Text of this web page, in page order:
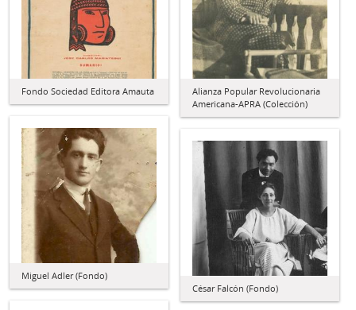
Fondo Sociedad Editora Amauta
Alianza Popular Revolucionaria
Americana-APRA (Colección)
Miguel Adler (Fondo)
César Falcón (Fondo)